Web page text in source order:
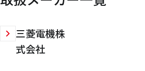
三菱電機株
式会社